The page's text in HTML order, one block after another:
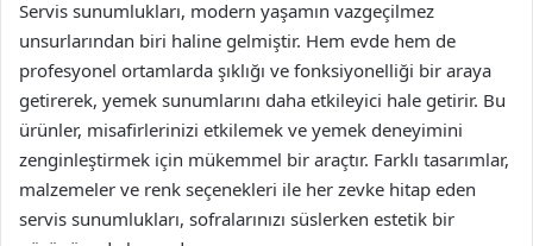
Servis sunumlukları, modern yaşamın vazgeçilmez
unsurlarından biri haline gelmiştir. Hem evde hem de
profesyonel ortamlarda şıklığı ve fonksiyonelliği bir araya
getirerek, yemek sunumlarını daha etkileyici hale getirir. Bu
ürünler, misafirlerinizi etkilemek ve yemek deneyimini
zenginleştirmek için mükemmel bir araçtır. Farklı tasarımlar,
malzemeler ve renk seçenekleri ile her zevke hitap eden
servis sunumlukları, sofralarınızı süslerken estetik bir